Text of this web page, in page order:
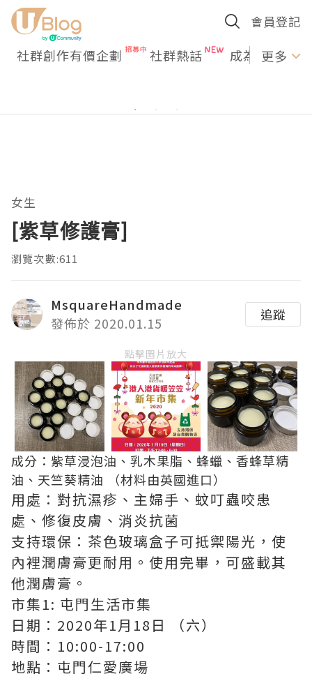
會員登記
社群創作有價企劃 社群熱話 成為U更多
女生
[紫草修護膏]
瀏覽次數:611
MsquareHandmade
發佈於 2020.01.15
追蹤
點擊圖片放大
成分：紫草浸泡油、乳木果脂、蜂蠟、香蜂草精
油、天竺葵精油 （材料由英國進口）
用處：對抗濕疹、主婦手、蚊叮蟲咬患
處、修復皮膚、消炎抗菌
支持環保：茶色玻璃盒子可抵禦陽光，使
內裡潤膚膏更耐用。使用完畢，可盛載其
他潤膚膏。
市集1: 屯門生活市集
日期：2020年1月18日 （六）
時間：10:00-17:00
地點：屯門仁愛廣場